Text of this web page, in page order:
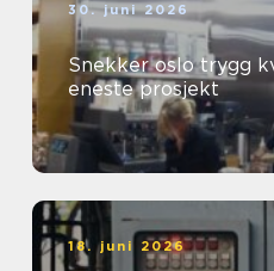
30. juni 2026
Snekker oslo trygg kvalitet i hvert
eneste prosjekt
18. juni 2026